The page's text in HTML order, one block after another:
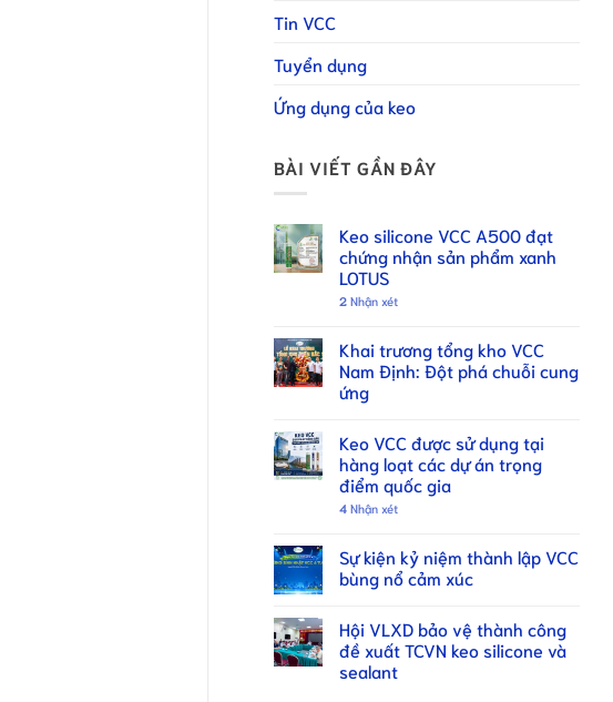
Tin VCC
Tuyển dụng
Ứng dụng của keo
BÀI VIẾT GẦN ĐÂY
Keo silicone VCC A500 đạt
chứng nhận sản phẩm xanh
LOTUS
2 Nhận xét
Khai trương tổng kho VCC
Nam Định: Đột phá chuỗi cung
ứng
Keo VCC được sử dụng tại
hàng loạt các dự án trọng
điểm quốc gia
4 Nhận xét
Sự kiện kỷ niệm thành lập VCC
bùng nổ cảm xúc
Hội VLXD bảo vệ thành công
đề xuất TCVN keo silicone và
sealant